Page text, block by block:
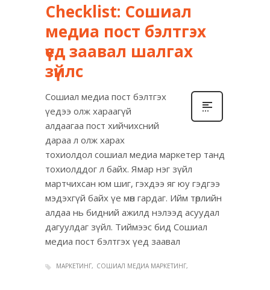
Checklist: Сошиал
медиа пост бэлтгэх
үед заавал шалгах
зүйлс
Сошиал медиа пост бэлтгэх
үедээ олж хараагүй
алдаагаа пост хийчихсний
дараа л олж харах
тохиолдол сошиал медиа маркетер танд
тохиолддог л байх. Ямар нэг зүйл
мартчихсан юм шиг, гэхдээ яг юу гэдгээ
мэдэхгүй байх үе мөн гардаг. Ийм төрлийн
алдаа нь бидний ажилд нэлээд асуудал
дагуулдаг зүйл. Тиймээс бид Сошиал
медиа пост бэлтгэх үед заавал
МАРКЕТИНГ СОШИАЛ МЕДИА МАРКЕТИНГ